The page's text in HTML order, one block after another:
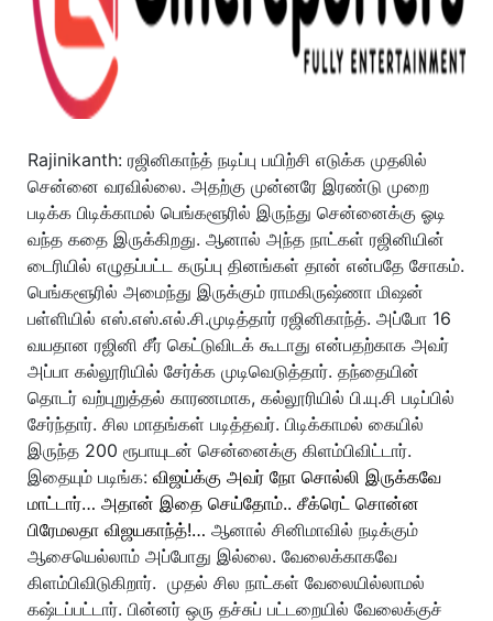
Rajinikanth: ரஜினிகாந்த் நடிப்பு பயிற்சி எடுக்க முதலில்
சென்னை வரவில்லை. அதற்கு முன்னரே இரண்டு முறை
படிக்க பிடிக்காமல் பெங்களூரில் இருந்து சென்னைக்கு ஓடி
வந்த கதை இருக்கிறது. ஆனால் அந்த நாட்கள் ரஜினியின்
டைரியில் எழுதப்பட்ட கருப்பு தினங்கள் தான் என்பதே சோகம்.
பெங்களூரில் அமைந்து இருக்கும் ராமகிருஷ்ணா மிஷன்
பள்ளியில் எஸ்.எஸ்.எல்.சி.முடித்தார் ரஜினிகாந்த். அப்போ 16
வயதான ரஜினி சீர் கெட்டுவிடக் கூடாது என்பதற்காக அவர்
அப்பா கல்லூரியில் சேர்க்க முடிவெடுத்தார். தந்தையின்
தொடர் வற்புறுத்தல் காரணமாக, கல்லூரியில் பி.யு.சி படிப்பில்
சேர்ந்தார். சில மாதங்கள் படித்தவர். பிடிக்காமல் கையில்
இருந்த 200 ரூபாயுடன் சென்னைக்கு கிளம்பிவிட்டார்.
இதையும் படிங்க: விஜய்க்கு அவர் நோ சொல்லி இருக்கவே
மாட்டார்… அதான் இதை செய்தோம்.. சீக்ரெட் சொன்ன
பிரேமலதா விஜயகாந்த்!… ஆனால் சினிமாவில் நடிக்கும்
ஆசையெல்லாம் அப்போது இல்லை. வேலைக்காகவே
கிளம்பிவிடுகிறார். முதல் சில நாட்கள் வேலையில்லாமல்
கஷ்டப்பட்டார். பின்னர் ஒரு தச்சுப் பட்டறையில் வேலைக்குச்